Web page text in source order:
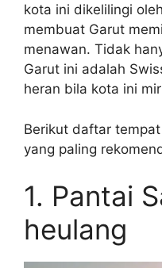
kota ini dikelilingi
membuat Garut
menawan. Tidak
Garut ini adalah
heran bila kota ini
Berikut daftar
yang paling
1. Pantai
heulang